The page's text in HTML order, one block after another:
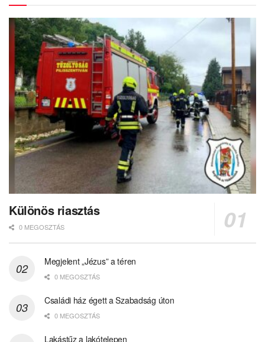
Különös riasztás
0 MEGOSZTÁS
Megjelent „Jézus” a téren
0 MEGOSZTÁS
Családi ház égett a Szabadság úton
0 MEGOSZTÁS
Lakástűz a lakótelepen